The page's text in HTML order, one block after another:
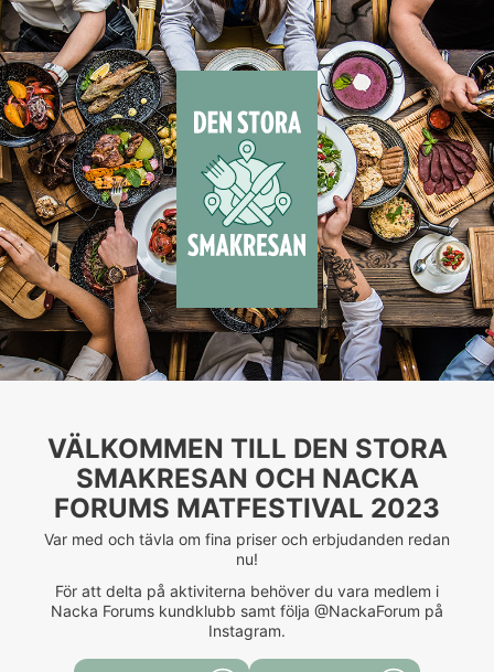
VÄLKOMMEN TILL DEN STORA
SMAKRESAN OCH NACKA
FORUMS MATFESTIVAL 2023
Var med och tävla om fina priser och erbjudanden redan
nu!
För att delta på aktiviterna behöver du vara medlem i
Nacka Forums kundklubb samt följa @NackaForum på
Instagram.